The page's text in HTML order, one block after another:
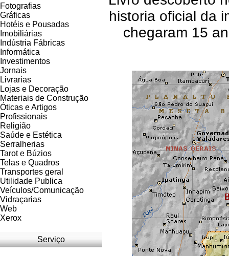
Fotografias
Gráficas
Hotéis e Pousadas
Imobiliárias
Indústria Fábricas
Informática
Investimentos
Jornais
Livrarias
Lojas e Decoração
Materiais de Construção
Óticas e Artigos
Profissionais
Religião
Saúde e Estética
Serralherias
Tarot e Búzios
Telas e Quadros
Transportes geral
Utilidade Publica
Veículos/Comunicação
Vidraçarias
Web
Xerox
Serviço
historia oficial da
chegaram 15